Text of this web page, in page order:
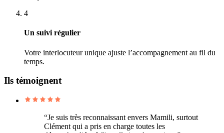
4
Un suivi régulier
Votre interlocuteur unique ajuste l’accompagnement au fil du
temps.
Ils témoignent
“Je suis très reconnaissant envers Mamili, surtout
Clément qui a pris en charge toutes les